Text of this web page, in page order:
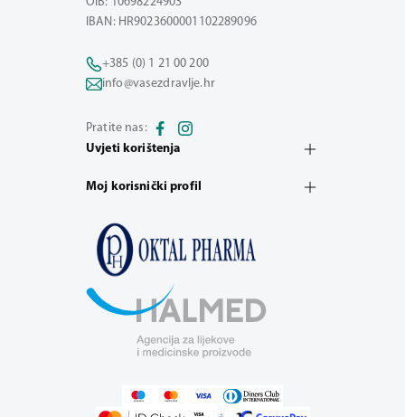
IBAN: HR9023600001102289096
+385 (0) 1 21 00 200
info@vasezdravlje.hr
Pratite nas:
Uvjeti korištenja
Moj korisnički profil